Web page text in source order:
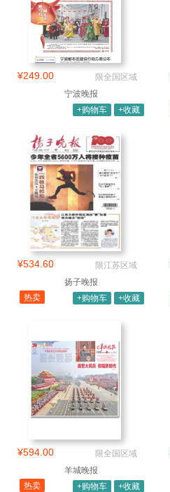
¥249.00
限全国区域
宁波晚报
+购物车
+收藏
¥534.60
限江苏区域
扬子晚报
热卖
+购物车 +收藏
¥594.00
限全国区域
羊城晚报
热卖
+购物车 +收藏